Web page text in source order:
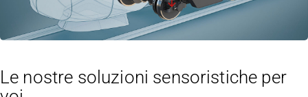
Le nostre soluzioni sensoristiche per